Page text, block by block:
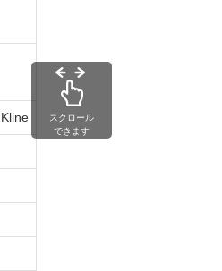
スクロール
できます